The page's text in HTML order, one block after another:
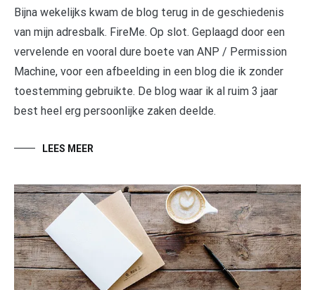
Bijna wekelijks kwam de blog terug in de geschiedenis
van mijn adresbalk. FireMe. Op slot. Geplaagd door een
vervelende en vooral dure boete van ANP / Permission
Machine, voor een afbeelding in een blog die ik zonder
toestemming gebruikte. De blog waar ik al ruim 3 jaar
best heel erg persoonlijke zaken deelde.
LEES MEER